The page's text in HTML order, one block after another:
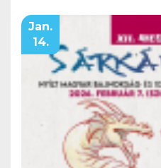
Jan.
14.